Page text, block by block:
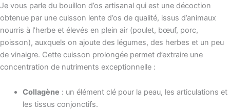
Je vous parle du bouillon d’os artisanal qui est une décoction
obtenue par une cuisson lente d’os de qualité, issus d’animaux
nourris à l’herbe et élevés en plein air (poulet, bœuf, porc,
poisson), auxquels on ajoute des légumes, des herbes et un peu
de vinaigre. Cette cuisson prolongée permet d’extraire une
concentration de nutriments exceptionnelle :
Collagène : un élément clé pour la peau, les articulations et
les tissus conjonctifs.